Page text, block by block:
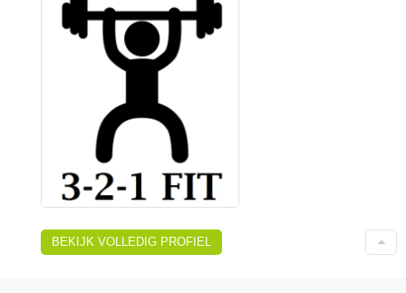
BEKIJK VOLLEDIG PROFIEL